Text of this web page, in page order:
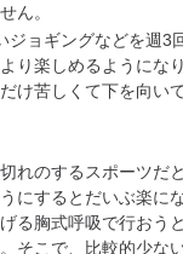
ん。
ジョギングなどを週3
り楽しめるようにな
け苦しくて下を向い
れのするスポーツだ
にするとだいぶ楽に
る胸式呼吸で行おう
そこで、比較的少な